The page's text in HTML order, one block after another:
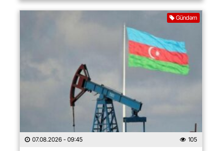
Gündəm
07.08.2026 - 09:45 105